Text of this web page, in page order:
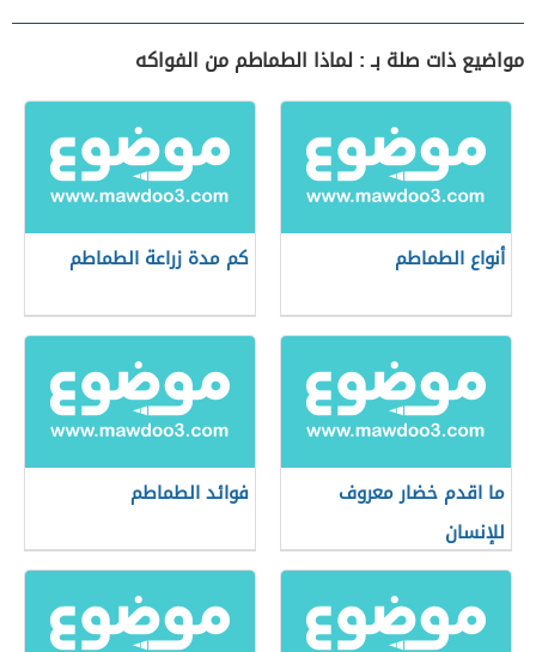
مواضيع ذات صلة بـ : لماذا الطماطم من الفواكه
أنواع الطماطم كم مدة زراعة الطماطم
ما اقدم خضار معروف
للإنسان
فوائد الطماطم